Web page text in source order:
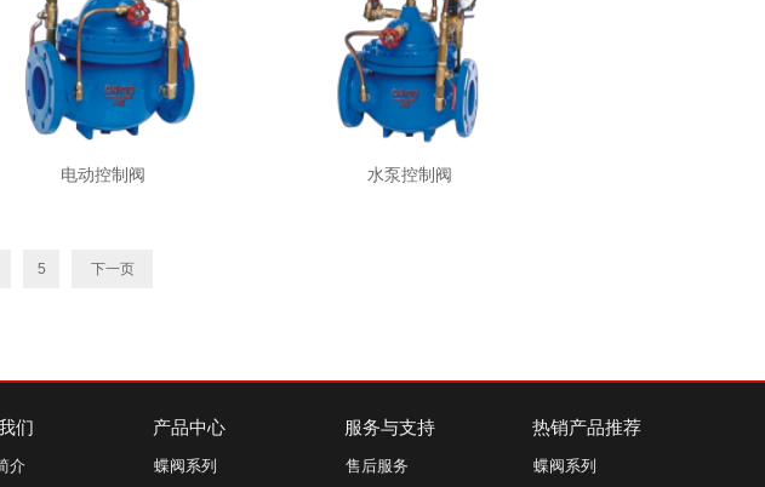
电动控制阀 水泵控制阀
5 下一页
蝶阀系列
热销产品推荐
售后服务
服务与支持
蝶阀系列
产品中心
们
介